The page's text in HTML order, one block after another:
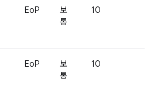
EoP
보
통
10
EoP
보
통
10